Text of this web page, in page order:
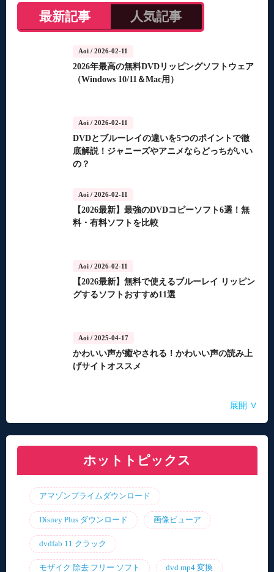
最新記事 人気記事
Aoi/ 2026-02-11
2026年最高の無料DVDリッピングソフトウェア
（Windows 10/11＆Mac用）
Aoi/ 2026-02-11
DVDとブルーレイの違いを5つのポイントで徹
底解説！ジャニーズやアニメならどっちがいい
の？
Aoi/ 2026-02-11
【2026最新】最強のDVDコピーソフト6選！無
料・有料ソフトを比較
Aoi/ 2026-02-11
【2026最新】無料で使えるブルーレイ リッピン
グするソフトおすすめ11選
Aoi/ 2025-04-17
かわいい声が癒やされる！かわいい声の読み上
げサイトオススメ
自動音声読み上げ無料ツールランキング！使い
やすさと機能を比較
【2026年最新】合成音声のフリーソフト・サイ
ト・アプリおすすめ7選！
【2026年更新】AI音声読み上げソフト・サイ
ト・アプリ8選！【無料】
【2026最新】TuneFabの使い方・評判・違法性
をご紹介！最優の代替品は？
【2026最新】ひまわり動画のダウンロード方法
展開 ∨
ホットトピックス
アマゾンプライムダウンロード
Disney Plus ダウンロード 画像ビューア
dvdfab 11 クラック
モザイク 除去 フリー ソフト dvd mp4 変換